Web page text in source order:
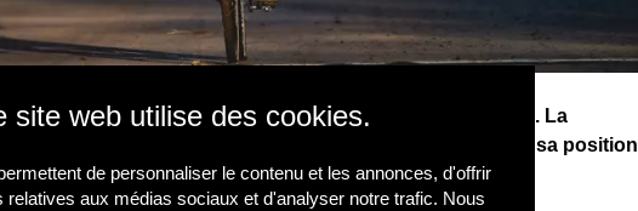
site web utilise des cookies.
de personnaliser le contenu et les annonces, d'offrir
relatives aux médias sociaux et d'analyser notre trafic. Nous
sa cinquième victoire consécutive en Coupe du Monde. La
Amandine Fouquenet et Puck Pieterse, renforçant ainsi sa position